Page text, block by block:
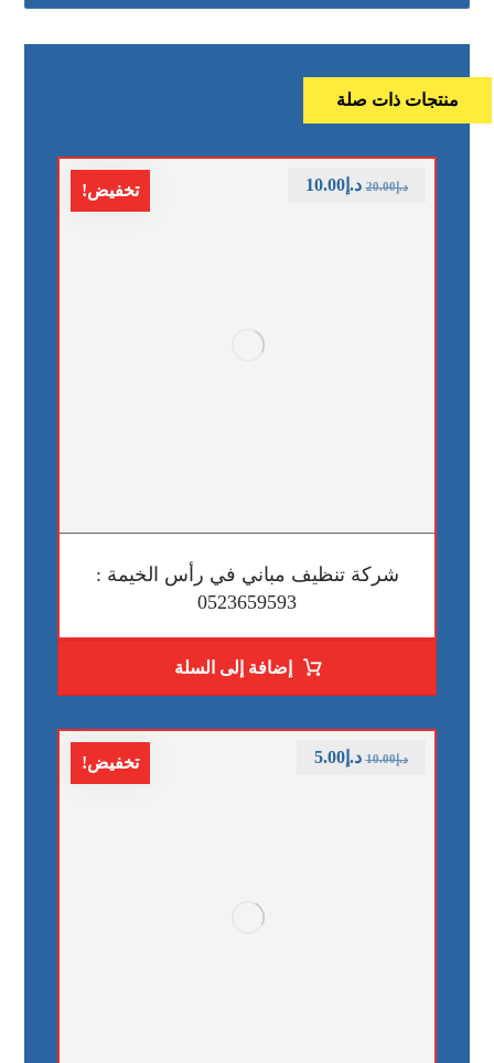
منتجات ذات صلة
تخفيض!
شركة تنظيف مباني في رأس الخيمة :
0523659593
د.إ20.00 د.إ10.00
إضافة إلى السلة
تخفيض! د.إ10.00 د.إ5.00